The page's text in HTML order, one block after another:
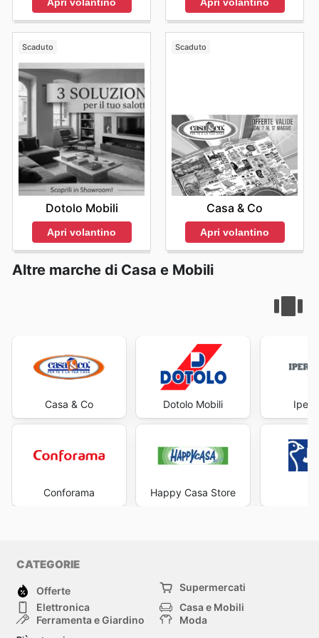
Apri volantino
Scaduto
Dotolo Mobili
Apri volantino
Scaduto
Casa & Co
Apri volantino
Altre marche di Casa e Mobili
Casa & Co
Conforama
Dotolo Mobili
Happy Casa Store
CATEGORIE
Offerte
Supermercati
Elettronica
Casa e Mobili
Ferramenta e Giardino
Moda